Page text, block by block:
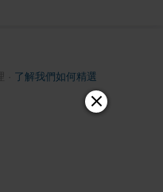
了解我們如何精選